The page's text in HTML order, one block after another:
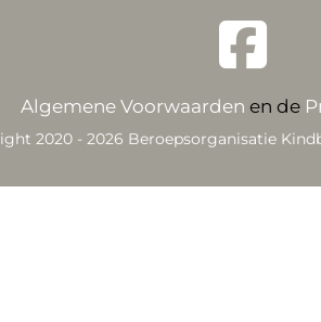
Algemene Voorwaarden en de
2020 - 2026 Beroepsorganisatie